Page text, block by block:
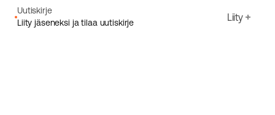
Uutiskirje
Liity jäseneksi ja tilaa uutiskirje
Liity